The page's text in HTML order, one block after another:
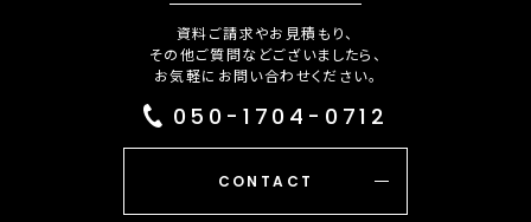
資料ご請求やお見積もり、
その他ご質問などございましたら、
お気軽にお問い合わせください。
050-1704-0712
CONTACT